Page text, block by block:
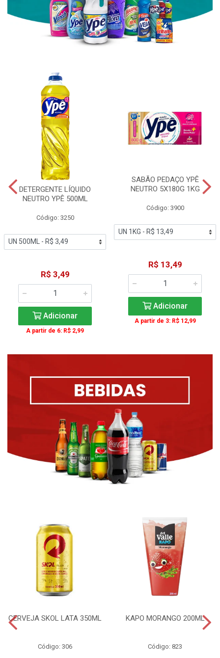
DETERGENTE LÍQUIDO
NEUTRO YPÊ 500ML
Código: 3250
R$ 3,49
Adicionar
A partir de 6: R$ 2,99
SABÃO PEDAÇO YPÊ
NEUTRO 5X180G 1KG
Código: 3900
R$ 13,49
Adicionar
A partir de 3: R$ 12,99
CERVEJA SKOL LATA 350ML
Código: 306
KAPO MORANGO 200ML
Código: 823